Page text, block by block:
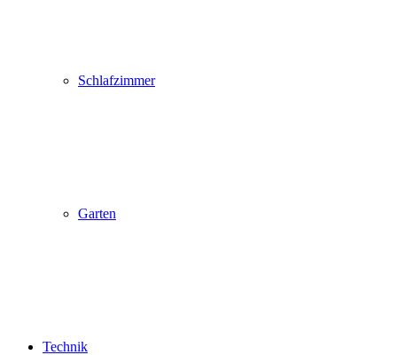
Schlafzimmer
Garten
Technik